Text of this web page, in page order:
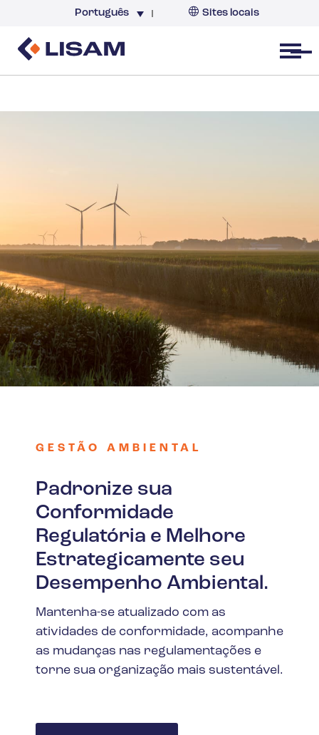
Português Sites locais
Open menu
GESTÃO AMBIENTAL
Padronize sua
Conformidade
Regulatória e Melhore
Estrategicamente seu
Desempenho Ambiental.
Mantenha-se atualizado com as
atividades de conformidade, acompanhe
as mudanças nas regulamentações e
torne sua organização mais sustentável.